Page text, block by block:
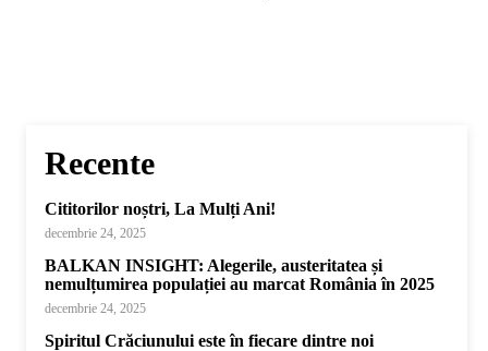
Recente
Cititorilor noștri, La Mulți Ani!
decembrie 24, 2025
BALKAN INSIGHT: Alegerile, austeritatea și
nemulțumirea populației au marcat România în 2025
decembrie 24, 2025
Spiritul Crăciunului este în fiecare dintre noi